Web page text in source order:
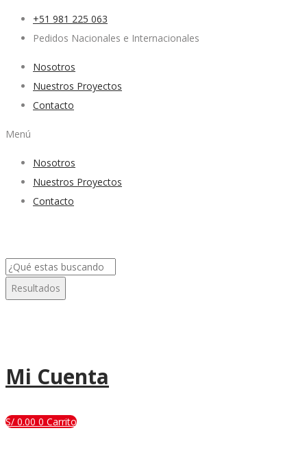
+51 981 225 063
Pedidos Nacionales e Internacionales
Nosotros
Nuestros Proyectos
Contacto
Menú
Nosotros
Nuestros Proyectos
Contacto
Search
Resultados
Mi Cuenta
S/ 0.00 0 Carrito